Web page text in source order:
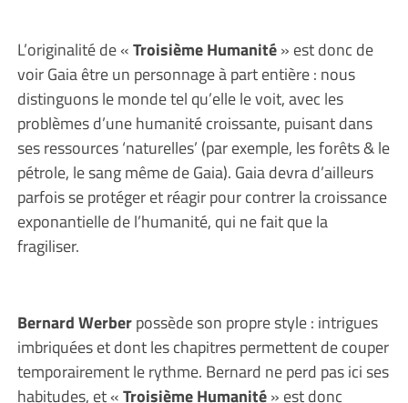
L’originalité de «Troisième Humanité» est donc de
voir Gaia être un personnage à part entière : nous
distinguons le monde tel qu’elle le voit, avec les
problèmes d’une humanité croissante, puisant dans
ses ressources ‘naturelles’ (par exemple, les forêts & le
pétrole, le sang même de Gaia). Gaia devra d’ailleurs
parfois se protéger et réagir pour contrer la croissance
exponantielle de l’humanité, qui ne fait que la
fragiliser.
Bernard Werberpossède son propre style : intrigues
imbriquées et dont les chapitres permettent de couper
temporairement le rythme. Bernard ne perd pas ici ses
habitudes, et «Troisième Humanité» est donc